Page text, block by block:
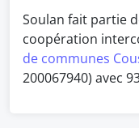
Soulan fait partie
coopération
de communes
200067940) avec